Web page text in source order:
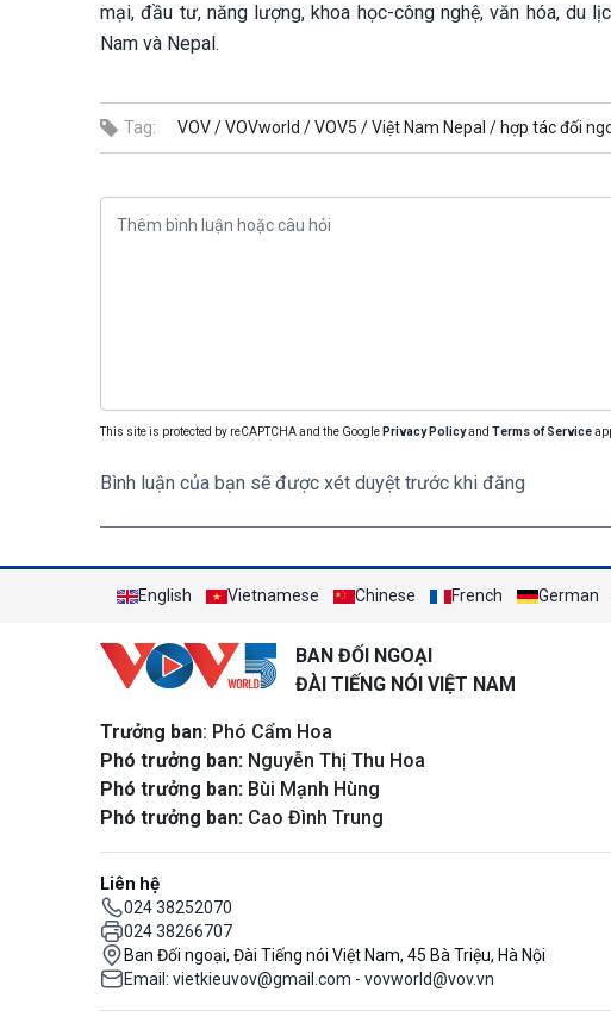
mại, đầu tư, năng lượng, khoa học-công nghệ, văn hóa, du
Nam và Nepal.
Tag: VOV /VOVworld /VOV5 /Việt Nam Nepal / hợp tác đối
This site is protected by reCAPTCHA and the Google Privacy Policyand Terms of Service
Bình luận của bạn sẽ được xét duyệt trước khi đăng
English Vietnamese Chinese French German
BAN ĐỐI NGOẠI
ĐÀI TIẾNG NÓI VIỆT NAM
Trưởng ban: Phó Cẩm Hoa
Phó trưởng ban: Nguyễn Thị Thu Hoa
Phó trưởng ban: Bùi Mạnh Hùng
Phó trưởng ban: Cao Đình Trung
Liên hệ
024 38252070
024 38266707
Ban Đối ngoại, Đài Tiếng nói Việt Nam, 45 Bà Triệu, Hà Nội
Email: vietkieuvov@gmail.com - vovworld@vov.vn